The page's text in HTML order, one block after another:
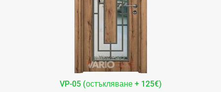
VP-05 (остъкляване + 125€)